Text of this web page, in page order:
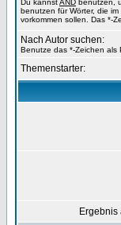
Du kannstAND benutzen,
benutzen für Wörter, die
vorkommen sollen. Das *-
Nach Autor suchen:
Benutze das *-Zeichen als
Themenstarter:
Ergebnis